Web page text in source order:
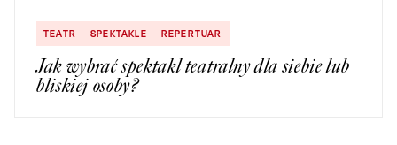
TEATR SPEKTAKLE REPERTUAR
Jak wybrać spektakl teatralny dla siebie lub
bliskiej osoby?